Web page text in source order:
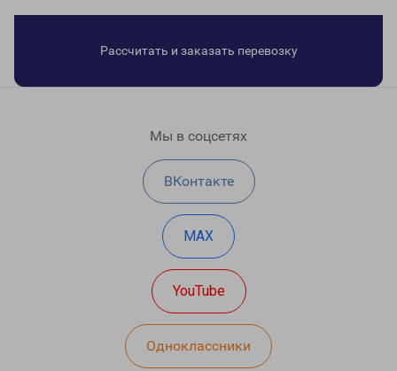
Рассчитать и заказать перевозку
Мы в соцсетях
ВКонтакте
MAX
YouTube
Одноклассники